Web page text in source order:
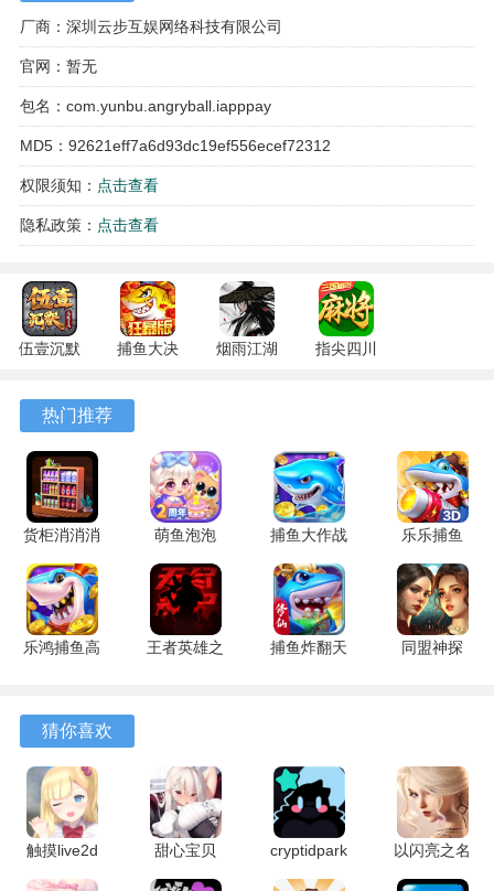
1、操作逻辑仅涉及按压屏幕控制蓄力条以及滑动调整发射角
度，整个交互过程被设计得极为精简，上手迅速。
2、除了基础的击碎所有目标，部分关卡设定了额外的三星达
厂商：深圳云步互娱网络科技有限公司
官网：暂无
包名：com.yunbu.angryball.iapppay
MD5：92621eff7a6d93dc19ef556ecef72312
权限须知： 点击查看
隐私政策： 点击查看
伍壹沉默
安卓版
捕鱼大决
122.7.291
烟雨江湖
指尖四川
热门推荐
货柜消消消
1.0.2 安卓
版
萌鱼泡泡
3.4.1.6 安
卓版
捕鱼大作战
1.5112 手
机版
乐乐捕鱼
9.2 安卓版
乐鸿捕鱼高
王者英雄之
捕鱼炸翻天
同盟神探
猜你喜欢
触摸live2d
1.02 安卓
甜心宝贝
1.0.148 安
cryptidpark
1.0 最新版
以闪亮之名
新马